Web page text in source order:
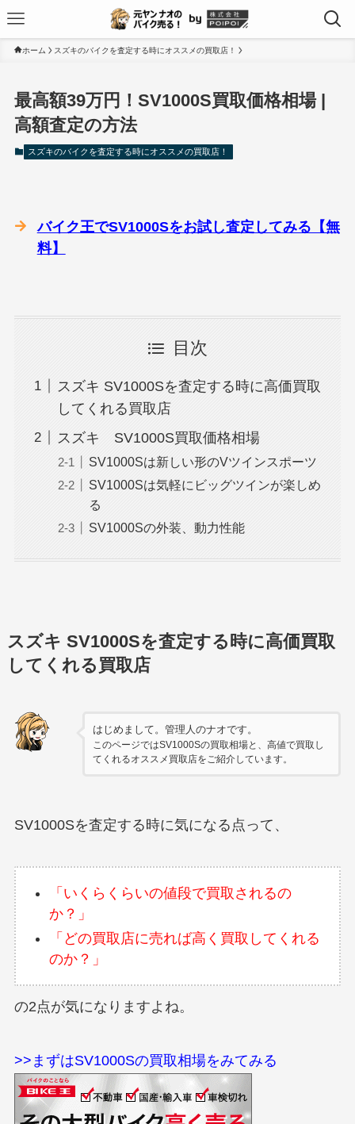
ホーム スズキのバイクを査定する時にオススメの買取店！
最高額39万円！SV1000S買取価格相場 |
高額査定の方法
スズキのバイクを査定する時にオススメの買取店！
バイク王でSV1000Sをお試し査定してみる【無
料】
目次
スズキ SV1000Sを査定する時に高価買取
してくれる買取店
スズキ SV1000S買取価格相場
SV1000Sは新しい形のVツインスポーツ
SV1000Sは気軽にビッグツインが楽しめ
る
SV1000Sの外装、動力性能
スズキ SV1000Sを査定する時に高価買取
してくれる買取店
はじめまして。管理人のナオです。
このページではSV1000Sの買取相場と、高値で買取し
てくれるオススメ買取店をご紹介しています。
SV1000Sを査定する時に気になる点って、
「いくらくらいの値段で買取されるの
か？」
「どの買取店に売れば高く買取してくれる
のか？」
の2点が気になりますよね。
>>まずはSV1000Sの買取相場をみてみる